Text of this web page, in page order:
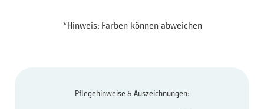
*Hinweis: Farben können abweichen
Pflegehinweise & Auszeichnungen: